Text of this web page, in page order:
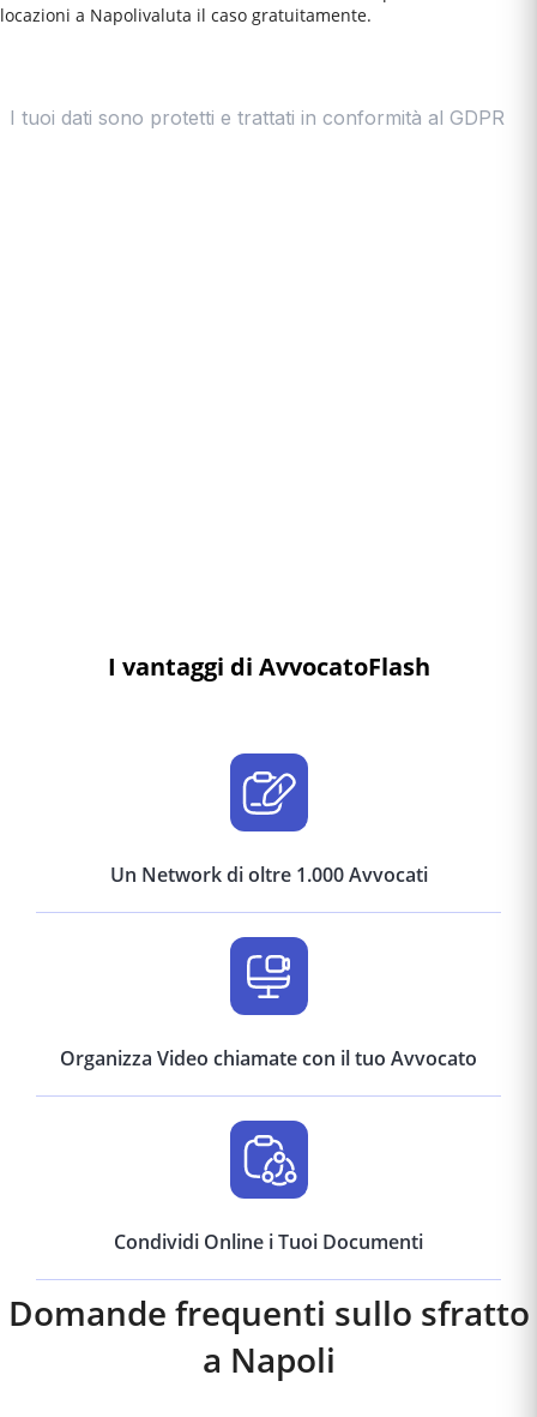
locazioni a Napolivaluta il caso gratuitamente.
I vantaggi di AvvocatoFlash
Un Network di oltre 1.000 Avvocati
Organizza Video chiamate con il tuo Avvocato
Condividi Online i Tuoi Documenti
Domande frequenti sullo sfratto
a Napoli